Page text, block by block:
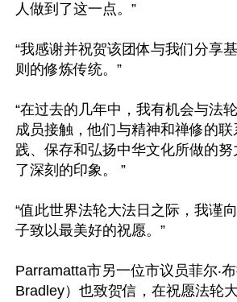
人做到了这一点。”
“我感谢并祝贺该团体与我们分享
则的修炼传统。”
“在过去的几年中，我有机会与法
成员接触，他们与精神和禅修的
践、保存和弘扬中华文化所做的
了深刻的印象。 ”
“值此世界法轮大法日之际，我谨
子致以最美好的祝愿。”
Parramatta市另一位市议员菲尔‧
Bradley）也致贺信，在祝愿法轮